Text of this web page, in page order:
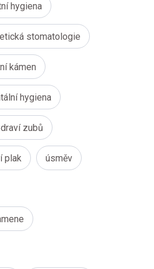
hygiena
stomatologie
kámen
hygiena
zubů
plak úsměv